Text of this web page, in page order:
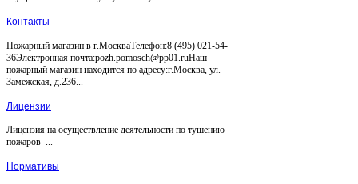
Контакты
Пожарный магазин в г.МоскваТелефон:8 (495) 021-54-
36Электронная почта:pozh.pomosch@pp01.ruНаш
пожарный магазин находится по адресу:г.Москва, ул.
Замежская, д.236...
Лицензии
Лицензия на осуществление деятельности по тушению
пожаров ...
Нормативы